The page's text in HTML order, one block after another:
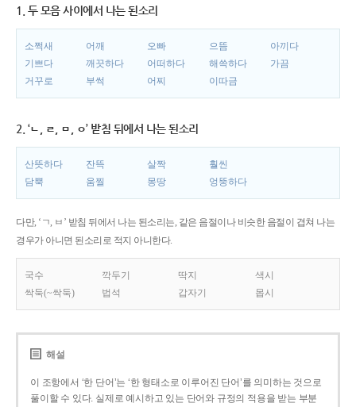
1. 두 모음 사이에서 나는 된소리
소쩍새 어깨 오빠 으뜸
아끼다
기쁘다
깨끗하다 어떠하다 해쓱하다
가끔
거꾸로
부썩 어찌 이따금
2. ‘ㄴ, ㄹ, ㅁ, ㅇ’ 받침 뒤에서 나는 된소리
산뜻하다 잔뜩 살짝
훨씬
담뿍
움찔 몽땅 엉뚱하다
다만, ‘ㄱ, ㅂ’ 받침 뒤에서 나는 된소리는, 같은 음절이나 비슷한 음절이 겹쳐 나는
경우가 아니면 된소리로 적지 아니한다.
국수 깍두기 딱지
색시
싹둑(~싹둑)
법석 갑자기 몹시
해설
이 조항에서 ‘한 단어’는 ‘한 형태소로 이루어진 단어’를 의미하는 것으로
풀이할 수 있다. 실제로 예시하고 있는 단어와 규정의 적용을 받는 부분